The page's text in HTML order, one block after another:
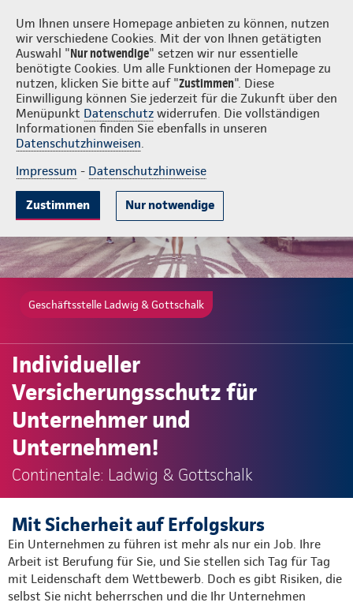
Um Ihnen unsere Homepage anbieten zu können, nutzen
wir verschiedene Cookies. Mit der von Ihnen getätigten
Auswahl "Nur notwendige" setzen wir nur essentielle
benötigte Cookies. Um alle Funktionen der Homepage zu
nutzen, klicken Sie bitte auf "Zustimmen". Diese
Einwilligung können Sie jederzeit für die Zukunft über den
Menüpunkt Datenschutz widerrufen. Die vollständigen
Informationen finden Sie ebenfalls in unseren
Datenschutzhinweisen.
Impressum - Datenschutzhinweise
Zustimmen Nur notwendige
Ladwig & Gottschalk Login
Gute Gründe Tarife & Leistungen Beratung & Angebot
Geschäftsstelle Ladwig & Gottschalk
Individueller
Versicherungsschutz für
Unternehmer und
Unternehmen!
Continentale: Ladwig & Gottschalk
Mit Sicherheit auf Erfolgskurs
Ein Unternehmen zu führen ist mehr als nur ein Job. Ihre
Arbeit ist Berufung für Sie, und Sie stellen sich Tag für Tag
mit Leidenschaft dem Wettbewerb. Doch es gibt Risiken, die
selbst Sie nicht beherrschen und die Ihr Unternehmen